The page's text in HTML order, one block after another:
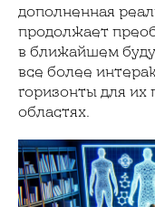
дополненная
продолжает
в ближайшем
все более
горизонты для
областях.